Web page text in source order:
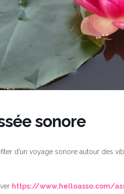
sonore
d’un voyage sonore autour des
https://www.helloasso.com/